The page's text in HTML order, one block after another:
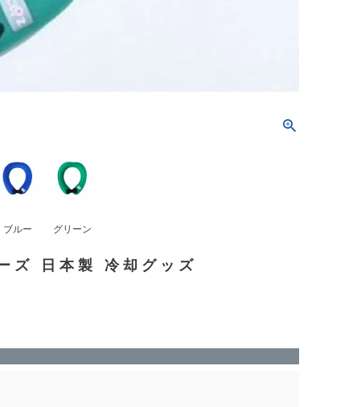
ブルー グリーン
ズ 日本製 冷却グッズ